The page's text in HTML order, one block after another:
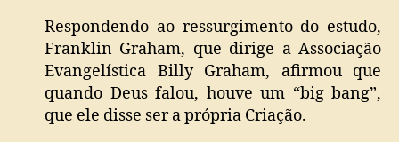
Respondendo ao ressurgimento do estudo,
Franklin Graham, que dirige a Associação
Evangelística Billy Graham, afirmou que
quando Deus falou, houve um “big bang”,
que ele disse ser a própria Criação.